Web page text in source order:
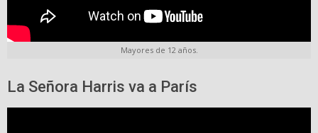
Mayores de 12 años.
La Señora Harris va a París